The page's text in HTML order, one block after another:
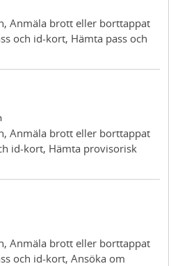
Anmäla brott eller borttappat
och id-kort, Hämta pass och
in vapen
Anmäla brott eller borttappat
id-kort, Hämta provisorisk
Anmäla brott eller borttappat
och id-kort, Ansöka om